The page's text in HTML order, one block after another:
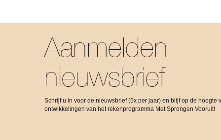
Aanmelden
nieuwsbrief
Schrijf u in voor de nieuwsbrief (5x per jaar) en blijf op de hoogte
ontwikkelingen van het rekenprogramma Met Sprongen Vooruit!